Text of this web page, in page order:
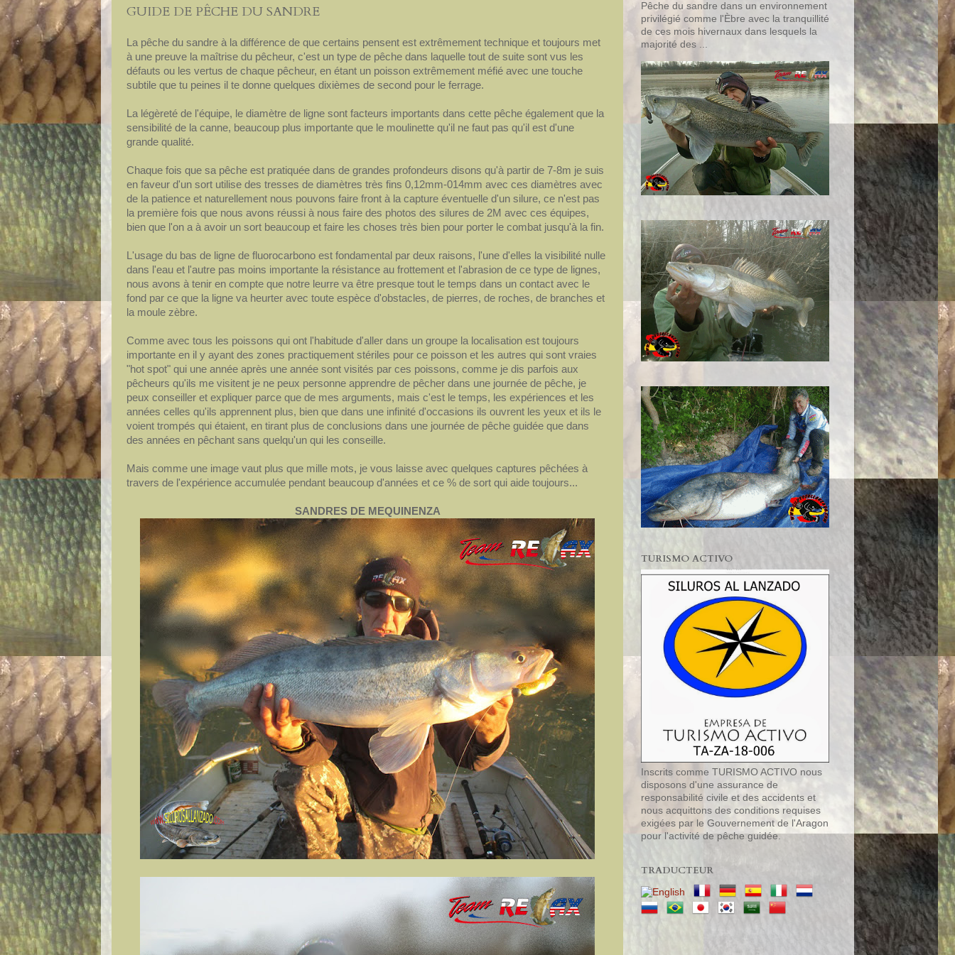
GUIDE DE PÊCHE DU SANDRE
La pêche du sandre à la différence de que certains pensent est extrêmement technique et toujours met
à une preuve la maîtrise du pêcheur, c'est un type de pêche dans laquelle tout de suite sont vus les
défauts ou les vertus de chaque pêcheur, en étant un poisson extrêmement méfié avec une touche
subtile que tu peines il te donne quelques dixièmes de second pour le ferrage.
La légèreté de l'équipe, le diamètre de ligne sont facteurs importants dans cette pêche également que la
sensibilité de la canne, beaucoup plus importante que le moulinette qu'il ne faut pas qu'il est d'une
grande qualité.
Chaque fois que sa pêche est pratiquée dans de grandes profondeurs disons qu'à partir de 7-8m je suis
en faveur d'un sort utilise des tresses de diamètres très fins 0,12mm-014mm avec ces diamètres avec
de la patience et naturellement nous pouvons faire front à la capture éventuelle d'un silure, ce n'est pas
la première fois que nous avons réussi à nous faire des photos des silures de 2M avec ces équipes,
bien que l'on a à avoir un sort beaucoup et faire les choses très bien pour porter le combat jusqu'à la fin.
L'usage du bas de ligne de fluorocarbono est fondamental par deux raisons, l'une d'elles la visibilité nulle
dans l'eau et l'autre pas moins importante la résistance au frottement et l'abrasion de ce type de lignes,
nous avons à tenir en compte que notre leurre va être presque tout le temps dans un contact avec le
fond par ce que la ligne va heurter avec toute espèce d'obstacles, de pierres, de roches, de branches et
la moule zèbre.
Comme avec tous les poissons qui ont l'habitude d'aller dans un groupe la localisation est toujours
importante en il y ayant des zones practiquement stériles pour ce poisson et les autres qui sont vraies
"hot spot" qui une année après une année sont visités par ces poissons, comme je dis parfois aux
pêcheurs qu'ils me visitent je ne peux personne apprendre de pêcher dans une journée de pêche, je
peux conseiller et expliquer parce que de mes arguments, mais c'est le temps, les expériences et les
années celles qu'ils apprennent plus, bien que dans une infinité d'occasions ils ouvrent les yeux et ils le
voient trompés qui étaient, en tirant plus de conclusions dans une journée de pêche guidée que dans
des années en pêchant sans quelqu'un qui les conseille.
Mais comme une image vaut plus que mille mots, je vous laisse avec quelques captures pêchées à
travers de l'expérience accumulée pendant beaucoup d'années et ce % de sort qui aide toujours...
SANDRES DE MEQUINENZA
Pêche du sandre dans un environnement
privilégié comme l'Èbre avec la tranquillité
de ces mois hivernaux dans lesquels la
majorité des ...
TURISMO ACTIVO
Inscrits comme TURISMO ACTIVO nous
disposons d'une assurance de
responsabilité civile et des accidents et
nous acquittons des conditions requises
exigées par le Gouvernement de l'Aragon
pour l'activité de pêche guidée.
TRADUCTEUR